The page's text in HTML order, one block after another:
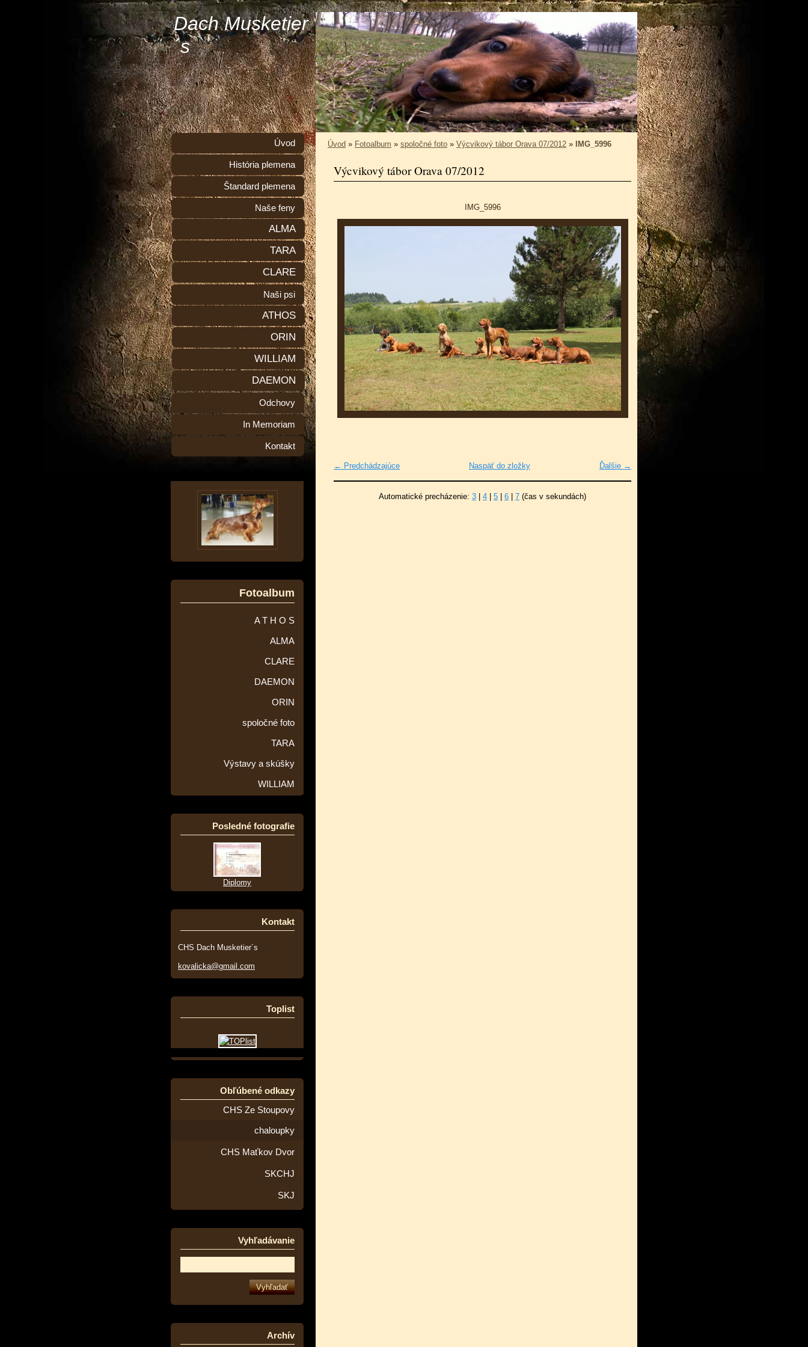
Dach Musketier
´s
Úvod » Fotoalbum » spoločné foto » Výcvikový tábor Orava 07/2012 » IMG_5996
Výcvikový tábor Orava 07/2012
IMG_5996
← Predchádzajúce Ďalšie →
Naspäť do zložky
Automatické precházenie: 3 4 5 6 7 (čas v sekundách)
Úvod
História plemena
Štandard plemena
Naše feny
ALMA
TARA
CLARE
Naši psi
ATHOS
ORIN
WILLIAM
DAEMON
Odchovy
In Memoriam
Kontakt
Fotoalbum
A T H O S
ALMA
CLARE
DAEMON
ORIN
spoločné foto
TARA
Výstavy a skúšky
WILLIAM
Posledné fotografie
Diplomy
Kontakt
CHS Dach Musketier´s
kovalicka@gmail.com
Toplist
Obľúbené odkazy
CHS Ze Stoupovy
chaloupky
CHS Maťkov Dvor
SKCHJ
SKJ
Vyhľadávanie
Archív